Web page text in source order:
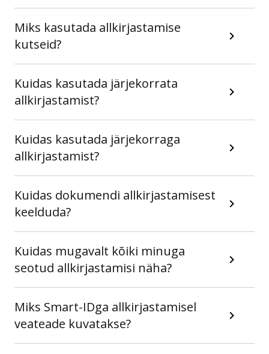
Miks kasutada allkirjastamise
kutseid?
Kuidas kasutada järjekorrata
allkirjastamist?
Kuidas kasutada järjekorraga
allkirjastamist?
Kuidas dokumendi allkirjastamisest
keelduda?
Kuidas mugavalt kõiki minuga
seotud allkirjastamisi näha?
Miks Smart-IDga allkirjastamisel
veateade kuvatakse?